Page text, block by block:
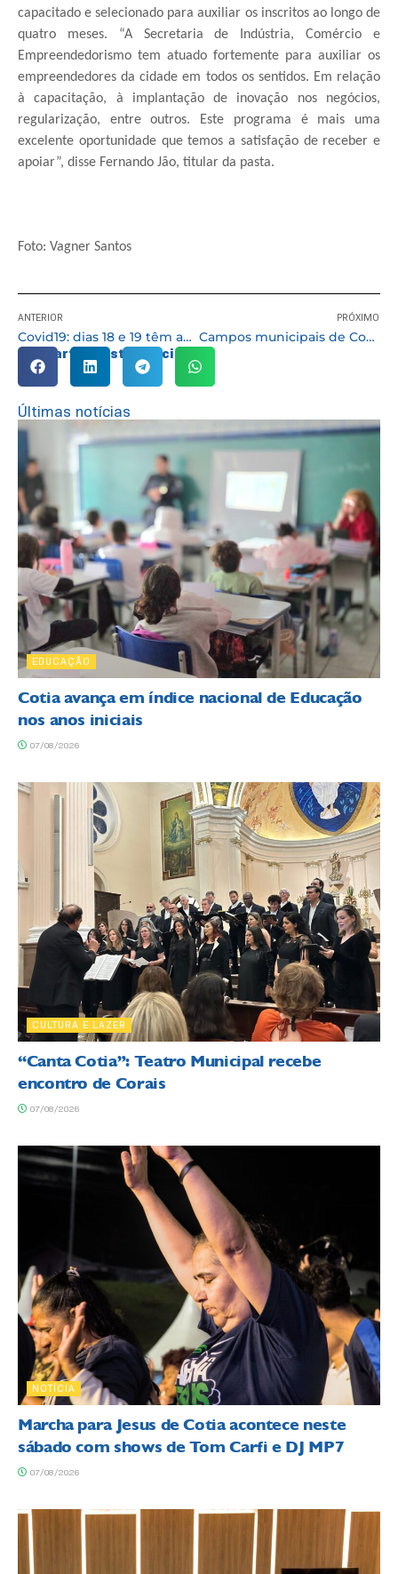
capacitado e selecionado para auxiliar os inscritos ao longo de
quatro meses. “A Secretaria de Indústria, Comércio e
Empreendedorismo tem atuado fortemente para auxiliar os
empreendedores da cidade em todos os sentidos. Em relação
à capacitação, à implantação de inovação nos negócios,
regularização, entre outros. Este programa é mais uma
excelente oportunidade que temos a satisfação de receber e
apoiar”, disse Fernando Jão, titular da pasta.
Foto: Vagner Santos
ANTERIOR
Covid19: dias 18 e 19 têm aplicação da 2ª dose para quem se vacinou no “corujão”
PRÓXIMO
Campos municipais de Cotia serão totalmente reformados pela Prefeitura
Compartilhe esta notícia:
Últimas notícias
EDUCAÇÃO
Cotia avança em índice nacional de Educação
nos anos iniciais
07/08/2026
CULTURA E LAZER
“Canta Cotia”: Teatro Municipal recebe
encontro de Corais
07/08/2026
NOTÍCIA
Marcha para Jesus de Cotia acontece neste
sábado com shows de Tom Carfi e DJ MP7
07/08/2026